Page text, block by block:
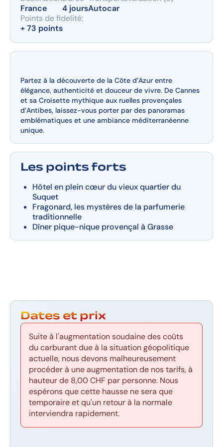
France
4 joursAutocar
Points de fidelité:
+ 73 points
Partez à la découverte de la Côte d’Azur entre
élégance, authenticité et douceur de vivre. De Cannes
et sa Croisette mythique aux ruelles provençales
d’Antibes, laissez-vous porter par des panoramas
emblématiques et une ambiance méditerranéenne
unique.
Les points forts
Hôtel en plein cœur du vieux quartier du
Suquet
Fragonard, les mystères de la parfumerie
traditionnelle
Dîner pique-nique provençal à Grasse
Dates et prix
Suite à l'augmentation soudaine des coûts
du carburant due à la situation géopolitique
actuelle, nous devons malheureusement
procéder à une augmentation de nos tarifs, à
hauteur de 8,00 CHF par personne. Nous
espérons que cette hausse ne sera que
temporaire et qu'un retour à la normale
interviendra rapidement.